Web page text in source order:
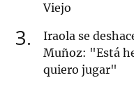
Viejo
3
Iraola se
Muñoz: "Está
quiero jugar"